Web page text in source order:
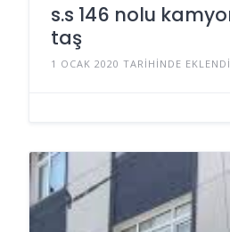
s.s 146 nolu
taş
1 OCAK 2020 TARIHINDE EKLENDI